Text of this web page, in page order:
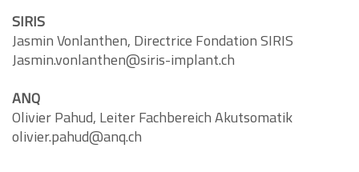
SIRIS
Jasmin Vonlanthen, Directrice Fondation SIRIS
Jasmin.vonlanthen@siris-implant.ch
ANQ
Olivier Pahud, Leiter Fachbereich Akutsomatik
olivier.pahud@anq.ch